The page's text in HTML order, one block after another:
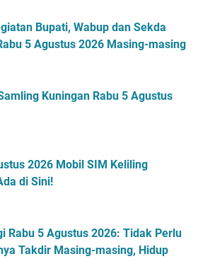
Bupati, Wabup dan Sekda
5 Agustus 2026 Masing-masing
Kuningan Rabu 5 Agustus
2026 Mobil SIM Keliling
di Sini!
Rabu 5 Agustus 2026: Tidak Perlu
Takdir Masing-masing, Hidup